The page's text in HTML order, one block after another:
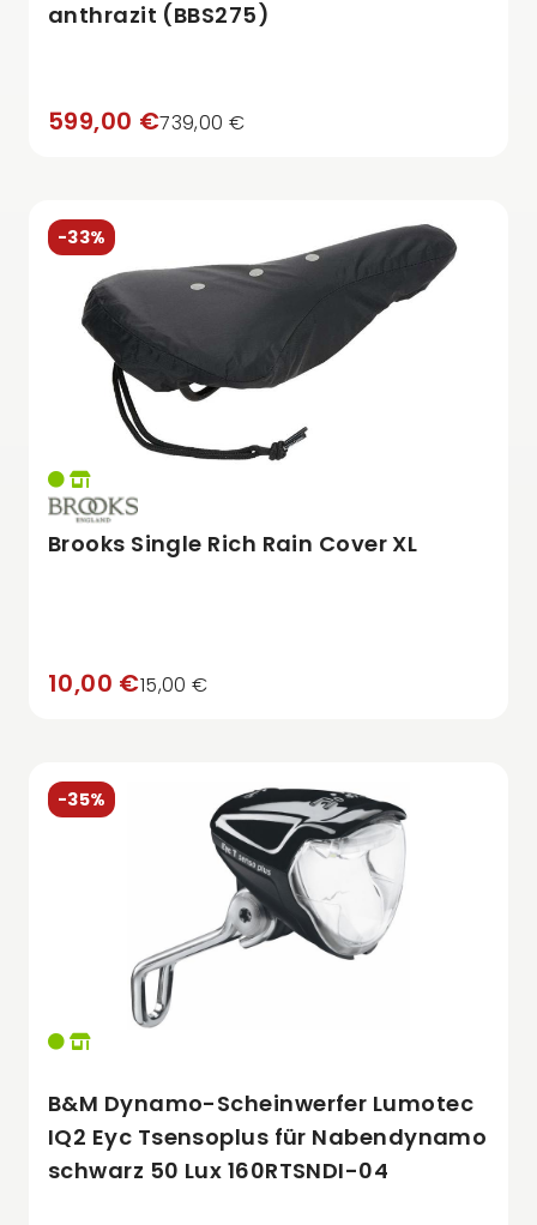
anthrazit (BBS275)
599,00 €739,00 €
-33%
Brooks Single Rich Rain Cover XL
10,00 €15,00 €
-35%
B&M Dynamo-Scheinwerfer Lumotec
IQ2 Eyc Tsensoplus für Nabendynamo
schwarz 50 Lux 160RTSNDI-04